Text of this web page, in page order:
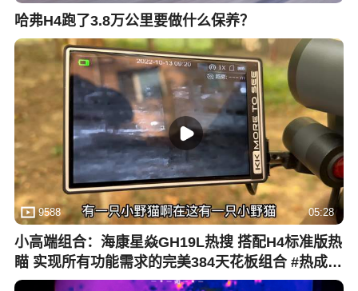
哈弗H4跑了3.8万公里要做什么保养？
9588 05:28
小高端组合：海康星焱GH19L热搜 搭配H4标准版热
瞄 实现所有功能需求的完美384天花板组合 #热成像
#宇琪光电